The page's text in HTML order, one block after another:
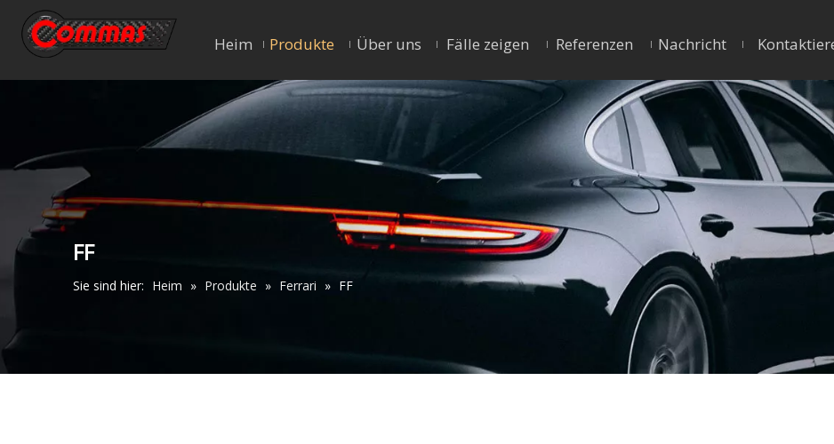
Heim Produkte Über uns Fälle zeigen Referenzen Nachricht
FF
Sie sind hier: Heim » Produkte » Ferrari » FF